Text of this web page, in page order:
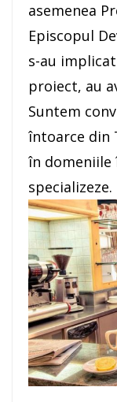
asemenea
Episcopul
s-au
proiect, au
Suntem
întoarce din
în domeniile
specializeze.